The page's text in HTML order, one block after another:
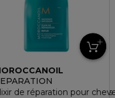
hydratant pour
de réparation pour